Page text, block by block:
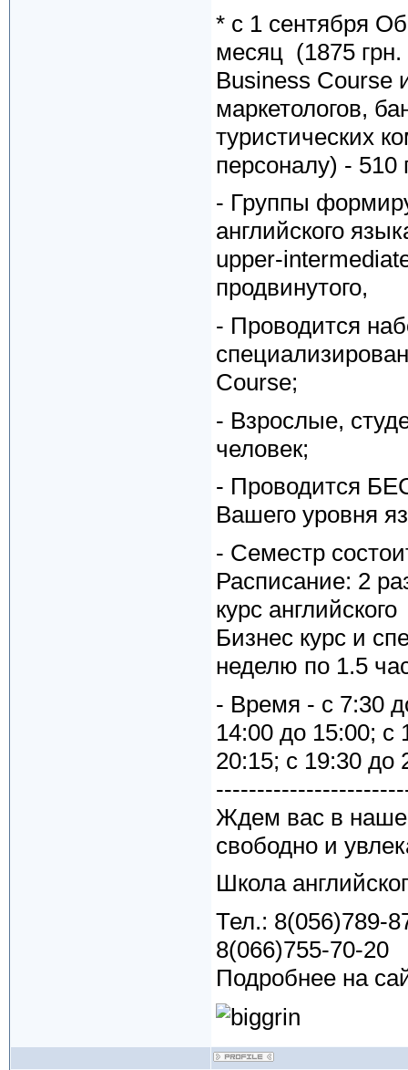
* с 1 сентября
месяц (1875 грн.
Business Course
маркетологов,
туристических
персоналу) - 510
- Группы
английского
upper-
продвинутого,
- Проводится
Course;
- Взрослые,
человек;
- Проводится
Вашего уровня
- Семестр
Расписание: 2
курс английского
Бизнес курс и
неделю по 1.5
- Время - с 7:30
14:00 до 15:00; с
20:15; с 19:30 до
Ждем вас в
свободно и
Школа
Тел.: 8(056)789-
8(066)755-70-20
Подробнее на